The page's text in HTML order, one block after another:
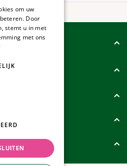
om uw
Door
stemt u in met
met ons